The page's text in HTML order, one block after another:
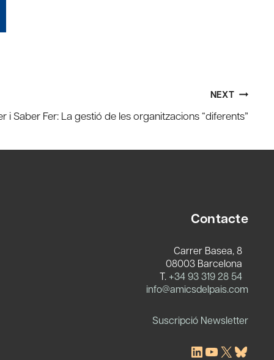
NEXT
i Saber Fer: La gestió de les organitzacions “diferents”
Contacte
Carrer Basea, 8
08003 Barcelona
T. +34 93 319 28 54
info@amicsdelpais.com
Suscripció Newsletter
LinkedIn
YouTube
X